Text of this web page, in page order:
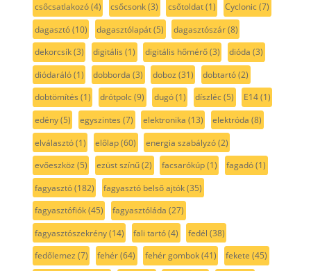
csőcsatlakozó(4) csőcsonk(3) csőtoldat(1) Cyclonic(7)
dagasztó(10) dagasztólapát(5) dagasztószár(8)
dekorcsík(3) digitális (1) digitális hőmérő(3) dióda (3)
diódaráló(1) dobborda (3) doboz (31) dobtartó(2)
dobtömítés (1) drótpolc(9) dugó(1) díszléc(5) E14(1)
edény(5) egyszintes (7) elektronika (13) elektróda (8)
elválasztó(1) előlap(60) energia szabályzó(2)
evőeszköz (5) ezüst színű(2) facsarókúp(1) fagadó(1)
fagyasztó(182) fagyasztó belső ajtók(35)
fagyasztófiók(45) fagyasztóláda (27)
fagyasztószekrény(14) fali tartó(4) fedél (38)
fedőlemez (7) fehér(64) fehér gombok(41) fekete (45)